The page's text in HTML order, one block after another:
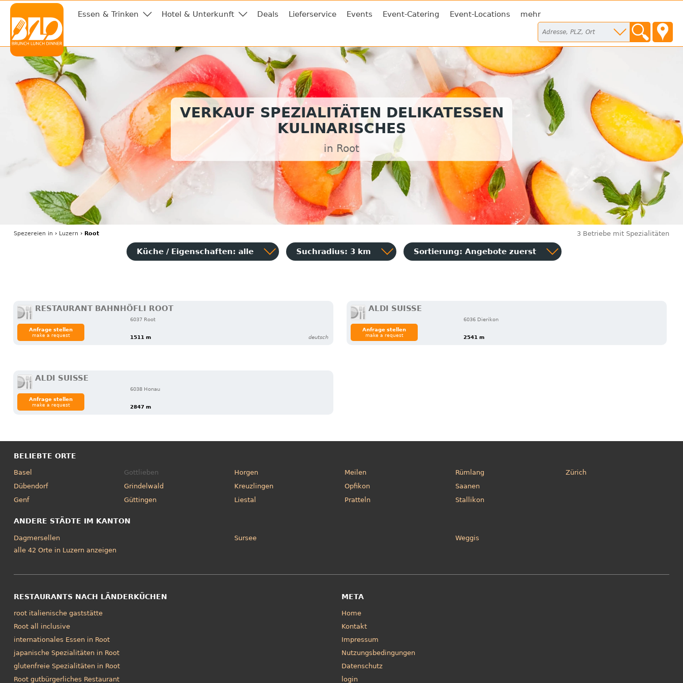
Essen & Trinken Hotel & Unterkunft Deals Lieferservice Events Event-Catering Event-Locations mehr
VERKAUF SPEZIALITÄTEN DELIKATESSEN
KULINARISCHES
in Root
Spezereien in › Luzern › Root 3 Betriebe mit Spezialitäten
Küche / Eigenschaften: alle Suchradius: 3 km Sortierung: Angebote zuerst
RESTAURANT BAHNHÖFLI ROOT
6037 Root
1511 m deutsch
Anfrage stellen
make a request
ALDI SUISSE
6036 Dierikon
2541 m
Anfrage stellen
make a request
ALDI SUISSE
6038 Honau
2847 m
Anfrage stellen
make a request
BELIEBTE ORTE
Basel
Dübendorf
Genf
Gottlieben
Grindelwald
Güttingen
Horgen
Kreuzlingen
Liestal
Meilen
Opfikon
Pratteln
Rümlang
Saanen
Stallikon
Zürich
ANDERE STÄDTE IM KANTON
Dagmersellen Sursee
Weggis
alle 42 Orte in Luzern anzeigen
RESTAURANTS NACH LÄNDERKÜCHEN
root italienische gaststätte
Root all inclusive
internationales Essen in Root
japanische Spezialitäten in Root
glutenfreie Spezialitäten in Root
Root gutbürgerliches Restaurant
META
Home
Kontakt
Impressum
Nutzungsbedingungen
Datenschutz
login